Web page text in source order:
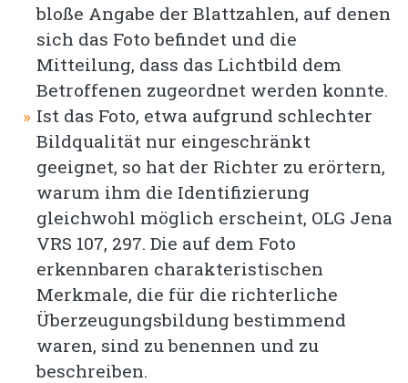
bloße Angabe der Blattzahlen, auf denen
sich das Foto befindet und die
Mitteilung, dass das Lichtbild dem
Betroffenen zugeordnet werden konnte.
Ist das Foto, etwa aufgrund schlechter
Bildqualität nur eingeschränkt
geeignet, so hat der Richter zu erörtern,
warum ihm die Identifizierung
gleichwohl möglich erscheint, OLG Jena
VRS 107, 297. Die auf dem Foto
erkennbaren charakteristischen
Merkmale, die für die richterliche
Überzeugungsbildung bestimmend
waren, sind zu benennen und zu
beschreiben.